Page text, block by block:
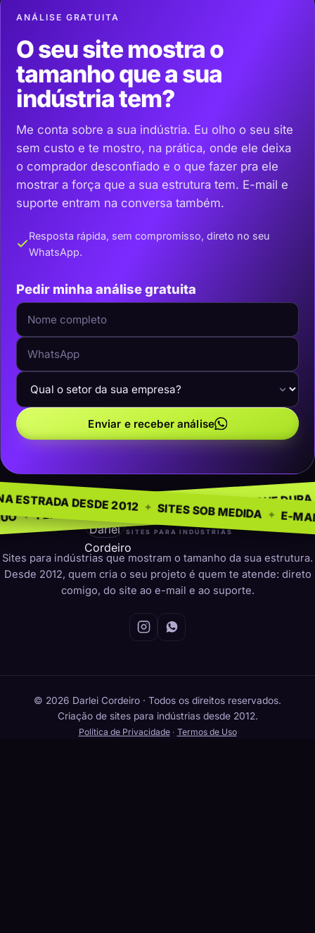
ANÁLISE GRATUITA
O seu site mostra o
tamanho que a sua
indústria tem?
Me conta sobre a sua indústria. Eu olho o seu site
sem custo e te mostro, na prática, onde ele deixa
o comprador desconfiado e o que fazer pra ele
mostrar a força que a sua estrutura tem. E-mail e
suporte entram na conversa também.
Resposta rápida, sem compromisso, direto no seu
WhatsApp.
Pedir minha análise gratuita
Enviar e receber análise
INDÚSTRIAS ✦ PRESENÇA QUE DURA SEM
✦ NA ESTRADA DESDE 2012 ✦ SITES SOB
darleicordeiro
SITES PARA INDÚSTRIAS
Sites para indústrias que mostram o tamanho da sua estrutura.
Desde 2012, quem cria o seu projeto é quem te atende: direto
comigo, do site ao e-mail e ao suporte.
© 2026 Darlei Cordeiro · Todos os direitos reservados.
Criação de sites para indústrias desde 2012.
Política de Privacidade· Termos de Uso